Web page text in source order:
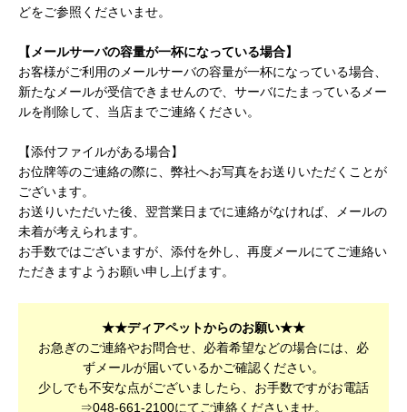
どをご参照くださいませ。
【メールサーバの容量が一杯になっている場合】
お客様がご利用のメールサーバの容量が一杯になっている場合、
新たなメールが受信できませんので、サーバにたまっているメー
ルを削除して、当店までご連絡ください。
【添付ファイルがある場合】
お位牌等のご連絡の際に、弊社へお写真をお送りいただくことが
ございます。
お送りいただいた後、翌営業日までに連絡がなければ、メールの
未着が考えられます。
お手数ではございますが、添付を外し、再度メールにてご連絡い
ただきますようお願い申し上げます。
★★ディアペットからのお願い★★
お急ぎのご連絡やお問合せ、必着希望などの場合には、必
ずメールが届いているかご確認ください。
少しでも不安な点がございましたら、お手数ですがお電話
⇒048-661-2100にてご連絡くださいませ。